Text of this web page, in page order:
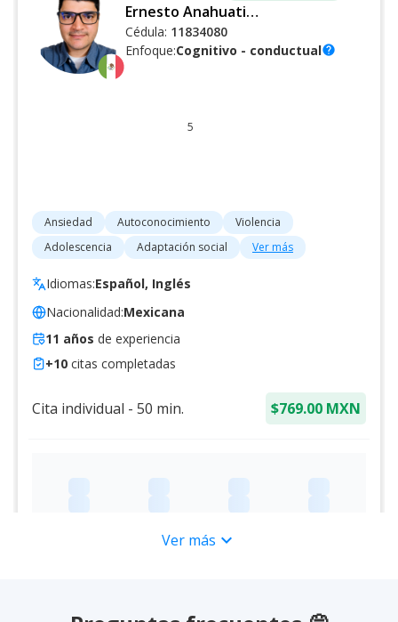
Ernesto Anahuati Manrique
Cédula: 11834080
Enfoque:Cognitivo - conductualhelp
5
Ansiedad Autoconocimiento
Violencia
Adolescencia
Adaptación social Ver más
Idiomas:Español, Inglés
Nacionalidad:Mexicana
11 años de experiencia
+10 citas completadas
Cita individual - 50 min. $769.00 MXN
Ver más expand_more